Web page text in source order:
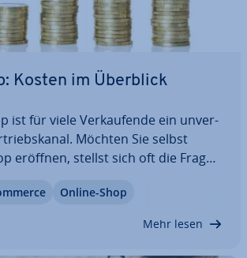
Kosten im Überblick
ist für viele Ver­kau­fen­de ein un­ver­
Möchten Sie selbst
eröffnen, stellst sich oft die Frage
die Preis­span­ne zwischen
Euro und weit über 50.000…
Online-Shop
Mehr lesen